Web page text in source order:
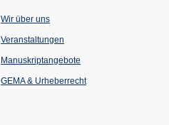
Wir über uns
Veranstaltungen
einem
Tab)
Manuskriptangebote
GEMA & Urheberrecht